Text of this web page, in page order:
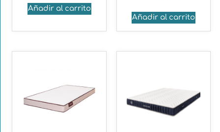
Añadir al carrito
Añadir al carrito